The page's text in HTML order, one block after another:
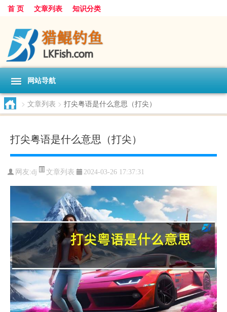
首 页 文章列表 知识分类
网站导航
> 文章列表 > 打尖粤语是什么意思（打尖）
打尖粤语是什么意思（打尖）
网友:dj 文章列表 2024-03-26 17:37:31